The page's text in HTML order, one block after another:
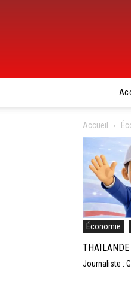
Accueil
Économie
Journaliste :